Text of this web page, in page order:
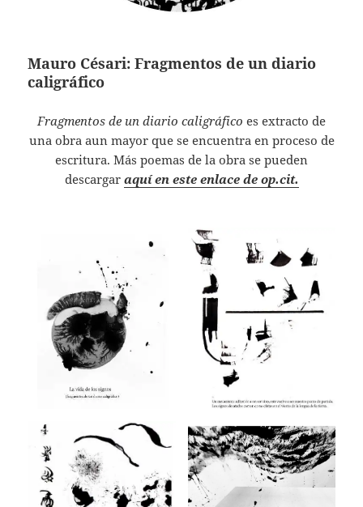
Mauro Césari: Fragmentos de un diario
caligráfico
Fragmentos de un diario caligráfico es extracto de
una obra aun mayor que se encuentra en proceso de
escritura. Más poemas de la obra se pueden
descargar aquí en este enlace de op.cit.